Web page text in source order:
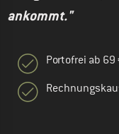
ankommt."
Portofrei ab 69